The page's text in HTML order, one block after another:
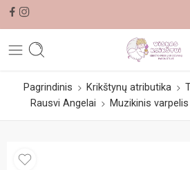
Pagrindinis Krikštynų atributika
Rausvi Angelai
Muzikinis